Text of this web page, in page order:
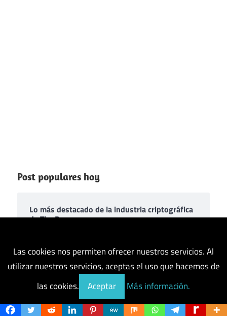
Post populares hoy
Lo más destacado de la industria criptográfica
de Tim Draper
La aplicación Crypto: una solución todo en uno
para diferentes tipos de entusiastas de las
Las cookies nos permiten ofrecer nuestros servicios. Al
utilizar nuestros servicios, aceptas el uso que hacemos de
las cookies.
Aceptar Más información.